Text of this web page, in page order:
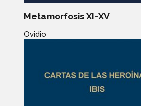
Metamorfosis XI-XV
Ovidio